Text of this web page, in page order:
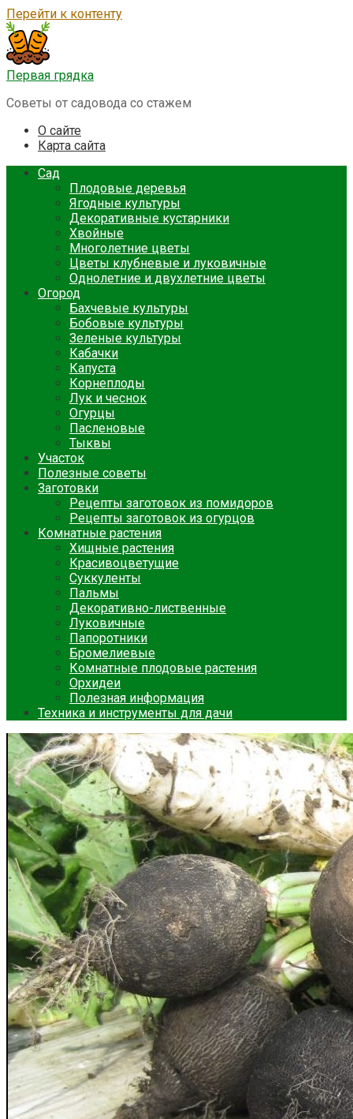
Перейти к контенту
Первая грядка
Советы от садовода со стажем
О сайте
Карта сайта
Сад
Плодовые деревья
Ягодные культуры
Декоративные кустарники
Хвойные
Многолетние цветы
Цветы клубневые и луковичные
Однолетние и двухлетние цветы
Огород
Бахчевые культуры
Бобовые культуры
Зеленые культуры
Кабачки
Капуста
Корнеплоды
Лук и чеснок
Огурцы
Пасленовые
Тыквы
Участок
Полезные советы
Заготовки
Рецепты заготовок из помидоров
Рецепты заготовок из огурцов
Комнатные растения
Хищные растения
Красивоцветущие
Суккуленты
Пальмы
Декоративно-лиственные
Луковичные
Папоротники
Бромелиевые
Комнатные плодовые растения
Орхидеи
Полезная информация
Техника и инструменты для дачи